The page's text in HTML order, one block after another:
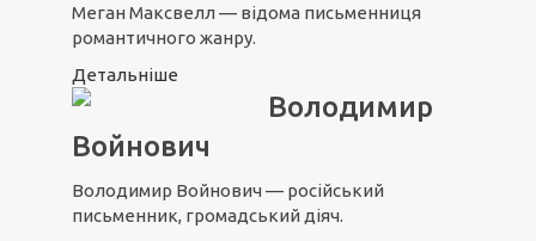
Меган Максвелл — відома письменниця
романтичного жанру.
Детальніше
Володимир
Войнович
Володимир Войнович — російський
письменник, громадський діяч.